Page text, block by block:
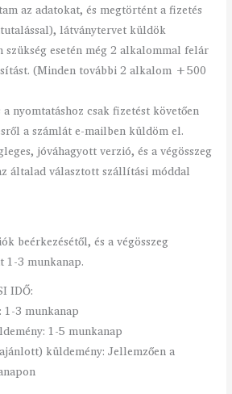
az adatokat, és megtörtént a fizetés
látványtervet küldök
szükség esetén még 2 alkalommal felár
(Minden további 2 alkalom +500
nyomtatáshoz csak fizetést követően
a számlát e-mailben küldöm el.
jóváhagyott verzió, és a végösszeg
általad választott szállítási móddal
beérkezésétől, és a végösszeg
1-3 munkanap.
IDŐ:
1-3 munkanap
1-5 munkanap
küldemény: Jellemzően a